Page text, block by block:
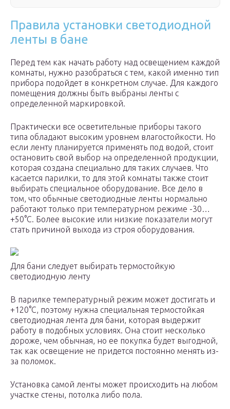
Правила установки светодиодной
ленты в бане
Перед тем как начать работу над освещением каждой
комнаты, нужно разобраться с тем, какой именно тип
прибора подойдет в конкретном случае. Для каждого
помещения должны быть выбраны ленты с
определенной маркировкой.
Практически все осветительные приборы такого
типа обладают высоким уровнем влагостойкости. Но
если ленту планируется применять под водой, стоит
остановить свой выбор на определенной продукции,
которая создана специально для таких случаев. Что
касается парилки, то для этой комнаты также стоит
выбирать специальное оборудование. Все дело в
том, что обычные светодиодные ленты нормально
работают только при температурном режиме -30…
+50°С. Более высокие или низкие показатели могут
стать причиной выхода из строя оборудования.
Для бани следует выбирать термостойкую
светодиодную ленту
В парилке температурный режим может достигать и
+120°С, поэтому нужна специальная термостойкая
светодиодная лента для бани, которая выдержит
работу в подобных условиях. Она стоит несколько
дороже, чем обычная, но ее покупка будет выгодной,
так как освещение не придется постоянно менять из-
за поломок.
Установка самой ленты может происходить на любом
участке стены, потолка либо пола.